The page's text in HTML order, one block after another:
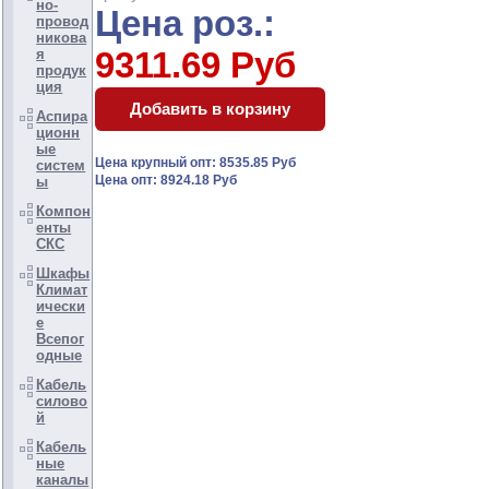
но-
провод
никова
я
продук
ция
Аспира
ционн
ые
систем
ы
Компон
енты
СКС
Шкафы
Климат
ически
е
Всепог
одные
Кабель
силово
й
Кабель
ные
каналы
Цена роз.:
9311.69 Руб
Цена крупный опт: 8535.85 Руб
Цена опт: 8924.18 Руб